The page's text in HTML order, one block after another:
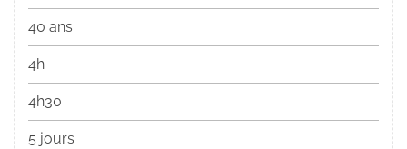
40 ans
4h
4h30
5 jours